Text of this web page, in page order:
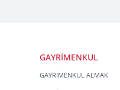
GAYRİMENKUL
GAYRİMENKUL ALMAK